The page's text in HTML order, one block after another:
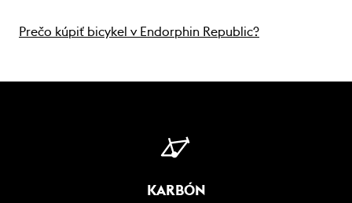
Prečo kúpiť bicykel v Endorphin Republic?
KARBÓN